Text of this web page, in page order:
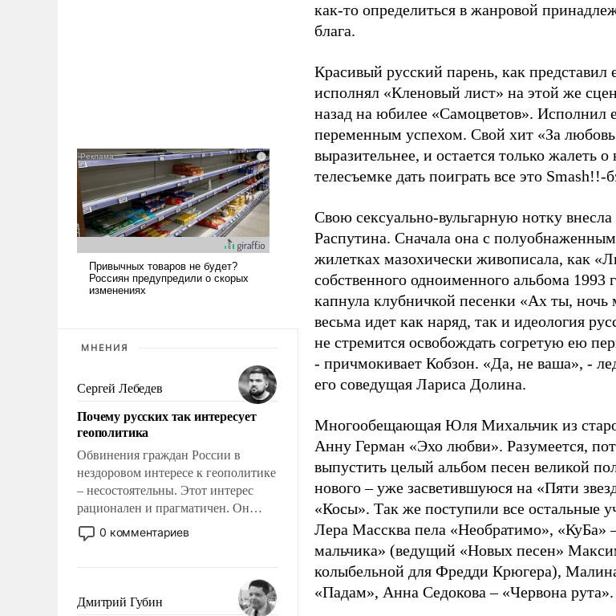
МНЕНИЯ
Сергей Лебедев
Почему русских так интересует
геополитика
Обвинения граждан России в
нездоровом интересе к геополитике
– несостоятельны. Этот интерес
рационален и прагматичен. Он
обусловлен тысячелетним опытом
выживания в крайне непростых
знанием, что мировая политика
имеет свойство заявляться на порог
0 комментариев
Дмитрий Губин
как-то определиться в жанровой
блага.
Красивый русский парень, как представил
исполнял «Кленовый лист» на этой же
назад на юбилее «Самоцветов». Исполнил
переменным успехом. Свой хит «За
выразительнее, и остается только жалеть
телесъемке дать поиграть все это
Свою сексуально-вульгарную нотку
Распутина. Сначала она с
жилетках мазохически живописала, как
собственного одноименного альбома 1993
капнула клубничкой песенки «Ах ты,
весьма идет как наряд, так и идеология
не стремится освобождать согретую ею
- причмокивает Кобзон. «Да, не ваша», -
его соведущая Лариса Долина.
Многообещающая Юля Михальчик из
Анну Герман «Эхо любви». Разумеется,
выпустить целый альбом песен великой
нового – уже засветившуюся на «Пяти
«Косы». Так же поступили все остальные
Лера Массква пела «Необратимо», «КуБа»
мальчика» (ведущий «Новых песен»
колыбельной для Фредди Крюгера),
«Падам», Анна Седокова – «Червона рута».